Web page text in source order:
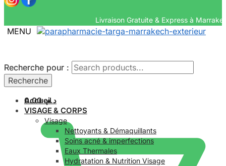
Livraison Gratuite &
MENU
Recherche pour :
Recherche
د.م.0.00
Recherche pour :
Recherche
Accueil
VISAGE & CORPS
Visage
Nettoyants & Démaquillants
Soins acné & imperfections
Eaux Thermales
Hydratation & Nutrition Visage